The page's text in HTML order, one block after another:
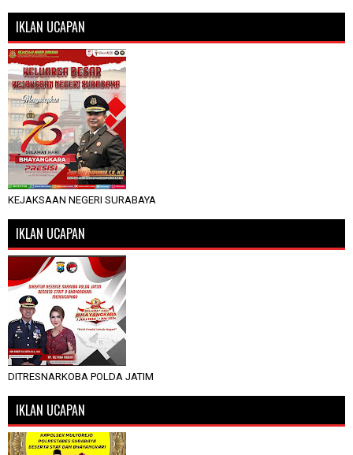
IKLAN UCAPAN
KEJAKSAAN NEGERI SURABAYA
IKLAN UCAPAN
DITRESNARKOBA POLDA JATIM
IKLAN UCAPAN